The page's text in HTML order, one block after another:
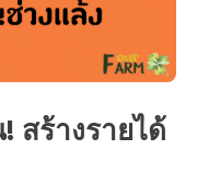
สร้างรายได้